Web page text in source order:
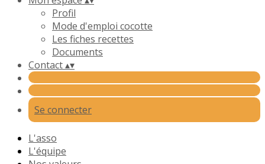
Profil
Mode d'emploi cocotte
Les fiches recettes
Documents
Contact▴▾
Se connecter
L'asso
L'équipe